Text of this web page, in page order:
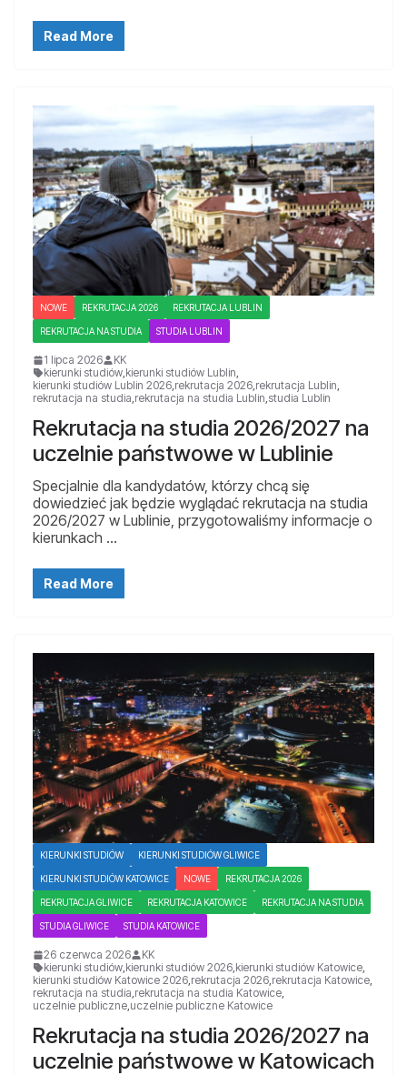
Read More
NOWE REKRUTACJA 2026 REKRUTACJA LUBLIN
REKRUTACJA NA STUDIA STUDIA LUBLIN
1 lipca 2026
KK
kierunki studiów kierunki studiów Lublin
kierunki studiów Lublin 2026 rekrutacja 2026 rekrutacja Lublin
rekrutacja na studia rekrutacja na studia Lublin studia Lublin
Rekrutacja na studia 2026/2027 na
uczelnie państwowe w Lublinie
Specjalnie dla kandydatów, którzy chcą się
dowiedzieć jak będzie wyglądać rekrutacja na studia
2026/2027 w Lublinie, przygotowaliśmy informacje o
kierunkach …
Read More
KIERUNKI STUDIÓW KIERUNKI STUDIÓW GLIWICE
KIERUNKI STUDIÓW KATOWICE NOWE REKRUTACJA 2026
REKRUTACJA GLIWICE REKRUTACJA KATOWICE REKRUTACJA NA STUDIA
STUDIA GLIWICE STUDIA KATOWICE
26 czerwca 2026
KK
kierunki studiów kierunki studiów 2026 kierunki studiów Katowice
kierunki studiów Katowice 2026 rekrutacja 2026 rekrutacja Katowice
rekrutacja na studia rekrutacja na studia Katowice
uczelnie publiczne uczelnie publiczne Katowice
Rekrutacja na studia 2026/2027 na
uczelnie państwowe w Katowicach